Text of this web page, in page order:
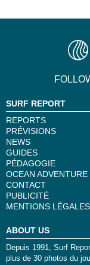
SURF REPORT
REPORTS
PRÉVISIONS
NEWS
GUIDES
PÉDAGOGIE
OCEAN
CONTACT
PUBLICITÉ
MENTIONS LÉGALES
ABOUT US
Depuis 1991, Surf
plus de 30 photos du